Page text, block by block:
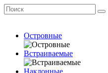
Островные
Встраиваемые
Наклонные